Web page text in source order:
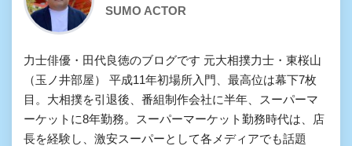
SUMO ACTOR
力士俳優・田代良徳のブログです 元大相撲力士・東桜山
（玉ノ井部屋） 平成11年初場所入門、最高位は幕下7枚
目。大相撲を引退後、番組制作会社に半年、スーパーマ
ーケットに8年勤務。スーパーマーケット勤務時代は、店
長を経験し、激安スーパーとして各メディアでも話題